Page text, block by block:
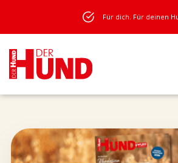
Für dich. Für deinen